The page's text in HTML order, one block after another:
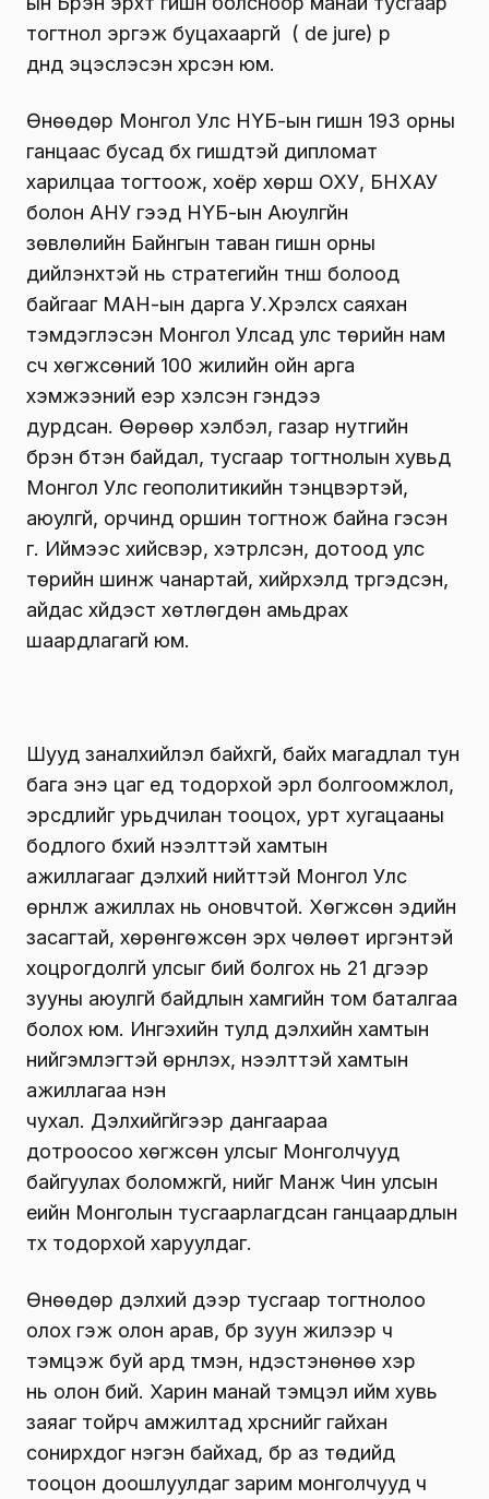
тогтнол эргэж буцахааргүй ( de jure) үр
дүнд эцэслэсэн хүрсэн юм.
Өнөөдөр Монгол Улс НҮБ-ын гишүүн 193 орны
ганцаас бусад бүх гишүүдтэй дипломат
харилцаа тогтоож, хоёр хөрш ОХУ, БНХАУ
болон АНУ гээд НҮБ-ын Аюулгүйн
зөвлөлийн Байнгын таван гишүүн орны
дийлэнхтэй нь стратегийн түнш болоод
байгааг МАН-ын дарга У.Хүрэлсүх саяхан
тэмдэглэсэн Монгол Улсад улс төрийн нам
үүсч хөгжсөний 100 жилийн ойн арга
хэмжээний үеэр хэлсэн үгэндээ
дурдсан. Өөрөөр хэлбэл, газар нутгийн
бүрэн бүтэн байдал, тусгаар тогтнолын хувьд
Монгол Улс геополитикийн тэнцвэртэй,
аюулгүй, орчинд оршин тогтнож байна гэсэн
үг. Иймээс хийсвэр, хэтрүүлсэн, дотоод улс
төрийн шинж чанартай, хийрхэлд түргэдсэн,
айдас хүйдэст хөтлөгдөн амьдрах
шаардлагагүй юм.
Шууд заналхийлэл байхгүй, байх магадлал тун
бага энэ цаг үед тодорхой эрүүл болгоомжлол,
эрсдлийг урьдчилан тооцох, урт хугацааны
бодлого бүхий нээлттэй хамтын
ажиллагааг дэлхий нийттэй Монгол Улс
өрнүүлж ажиллах нь оновчтой. Хөгжсөн эдийн
засагтай, хөрөнгөжсөн эрх чөлөөт иргэнтэй
хоцрогдолгүй улсыг бий болгох нь 21 дүгээр
зууны аюулгүй байдлын хамгийн том баталгаа
болох юм. Ингэхийн тулд дэлхийн хамтын
нийгэмлэгтэй өрнүүлэх, нээлттэй хамтын
ажиллагаа нэн
чухал. Дэлхийгүйгээр дангаараа
дотроосоо хөгжсөн улсыг Монголчууд
байгуулах боломжгүй, үүнийг Манж Чин улсын
үеийн Монголын тусгаарлагдсан ганцаардлын
түүх тодорхой харуулдаг.
Өнөөдөр дэлхий дээр тусгаар тогтнолоо
олох гэж олон арав, бүр зуун жилээр ч
тэмцэж буй ард түмэн, үндэстэнөнөө хэр
нь олон бий. Харин манай тэмцэл ийм хувь
заяаг тойрч амжилтад хүрснийг гайхан
сонирхдог нэгэн байхад, бүр аз төдийд
тооцон доошлуулдаг зарим монголчууд ч